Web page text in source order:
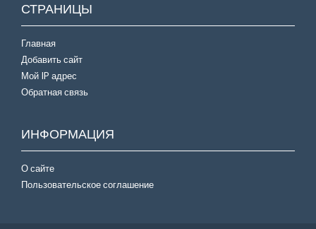
СТРАНИЦЫ
Главная
Добавить сайт
Мой IP адрес
Обратная связь
ИНФОРМАЦИЯ
О сайте
Пользовательское соглашение